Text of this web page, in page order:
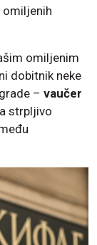
omiljenih
omiljenim
dobitnik neke
– vaučer
strpljivo